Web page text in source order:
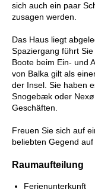
sich auch ein paar
zusagen werden.
Das Haus liegt
Spaziergang führt
Boote beim Ein- und
von Balka gilt als
der Insel. Sie haben
Snogebæk oder
Geschäften.
Freuen Sie sich auf
beliebten Gegend
Raumaufteilung
Ferienunterkunft